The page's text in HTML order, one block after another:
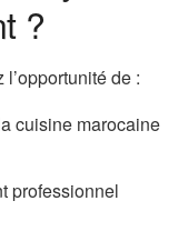
?
de :
cuisine marocaine
professionnel